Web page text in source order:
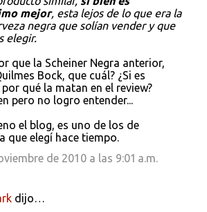
mejor, esta lejos de lo que era la
negra que solían vender y que
elegir.
que la Scheiner Negra anterior,
Bock, que cuál? ¿Si es
qué la matan en el review?
pero no logro entender...
el blog, es uno de los de
que elegí hace tiempo.
de 2010 a las 9:01 a.m.
dijo…